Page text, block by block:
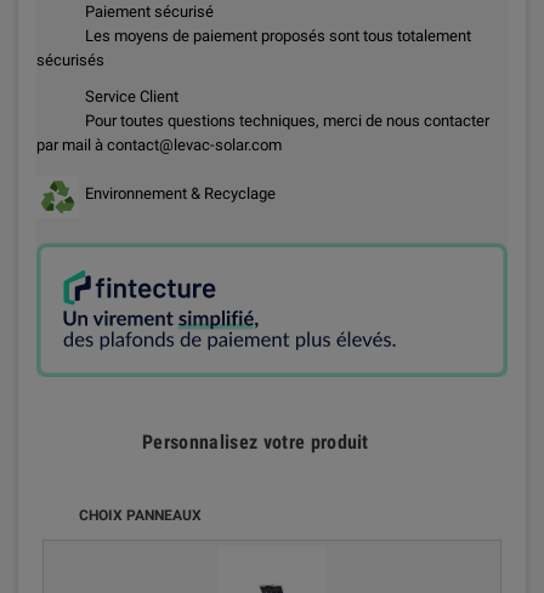
Paiement sécurisé
Les moyens de paiement proposés sont tous totalement
sécurisés
Service Client
Pour toutes questions techniques, merci de nous contacter
par mail à contact@levac-solar.com
Environnement & Recyclage
Personnalisez votre produit
CHOIX PANNEAUX